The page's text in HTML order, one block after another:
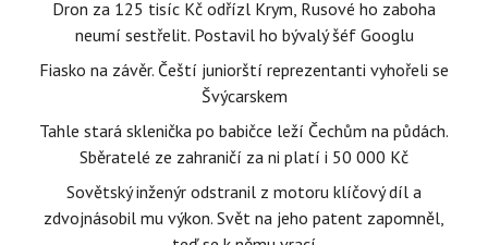
Dron za 125 tisíc Kč odřízl Krym, Rusové ho zaboha
neumí sestřelit. Postavil ho bývalý šéf Googlu
Fiasko na závěr. Čeští juniorští reprezentanti vyhořeli se
Švýcarskem
Tahle stará sklenička po babičce leží Čechům na půdách.
Sběratelé ze zahraničí za ni platí i 50 000 Kč
Sovětský inženýr odstranil z motoru klíčový díl a
zdvojnásobil mu výkon. Svět na jeho patent zapomněl,